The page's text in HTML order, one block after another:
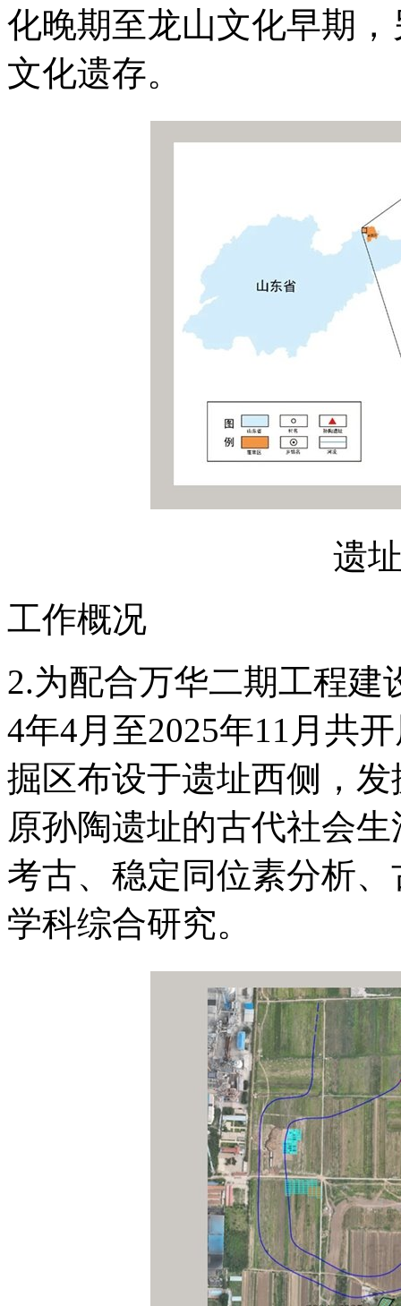
化晚期至龙山文化早期
文化遗存。
遗
工作概况
2.为配合万华二期工程建
4年4月至2025年11月共
掘区布设于遗址西侧，
原孙陶遗址的古代社会
考古、稳定同位素分析
学科综合研究。